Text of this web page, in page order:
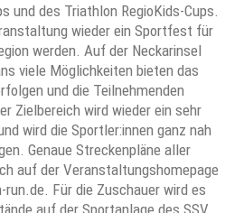
und des Triathlon RegioKids-Cups.
wieder ein Sportfest für
werden. Auf der Neckarinsel
viele Möglichkeiten bieten das
und die Teilnehmenden
Zielbereich wird wieder ein sehr
wird die Sportler:innen ganz nah
Genaue Streckenpläne aller
auf der Veranstaltungshomepage
Für die Zuschauer wird es
auf der Sportanlage des SSV